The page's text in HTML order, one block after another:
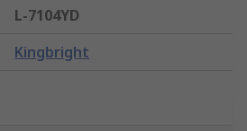
L-7104YD
Kingbright